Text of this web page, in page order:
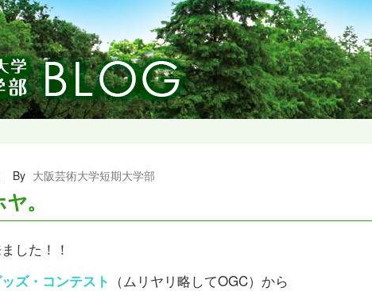
By 大阪芸術大学短期大学部
。
した！！
ズ・コンテスト （ムリヤリ略してOGC）から